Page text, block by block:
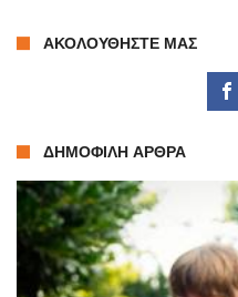
ΑΚΟΛΟΥΘΉΣΤΕ ΜΑΣ
ΔΗΜΟΦΙΛΉ ΆΡΘΡΑ